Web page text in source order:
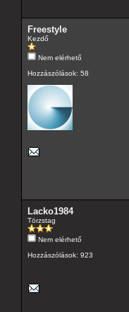
Freestyle
Kezdő
Nem elérhető
Hozzászólások: 58
Lacko1984
Törzstag
Nem elérhető
Hozzászólások: 923